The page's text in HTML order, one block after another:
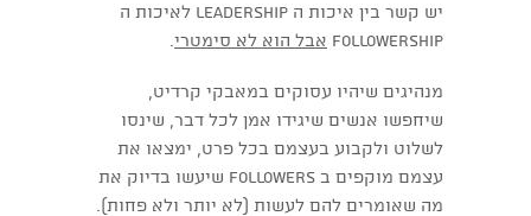
יש קשר בין איכות ה leadership לאיכות ה
followership אבל הוא לא סימטרי.
מנהיגים שיהיו עסוקים במאבקי קרדיט,
שיחפשו אנשים שיגידו אמן לכל דבר, שינסו
לשלוט ולקבוע בעצמם בכל פרט, ימצאו את
עצמם מוקפים ב followers שיעשו בדיוק את
מה שאומרים להם לעשות (לא יותר ולא פחות).